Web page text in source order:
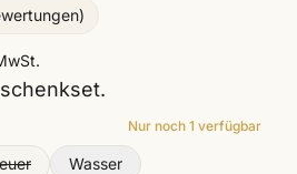
)
Nur noch 1 verfügbar
Wasser